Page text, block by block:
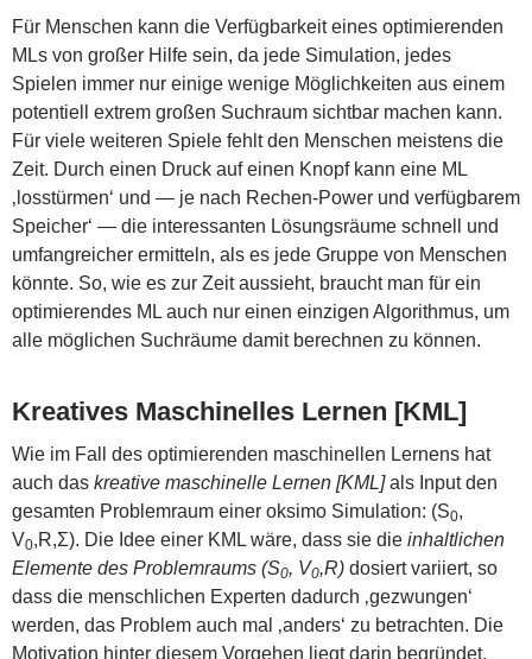
Für Menschen kann die Verfügbarkeit eines optimierenden
MLs von großer Hilfe sein, da jede Simulation, jedes
Spielen immer nur einige wenige Möglichkeiten aus einem
potentiell extrem großen Suchraum sichtbar machen kann.
Für viele weiteren Spiele fehlt den Menschen meistens die
Zeit. Durch einen Druck auf einen Knopf kann eine ML
‚losstürmen‘ und — je nach Rechen-Power und verfügbarem
Speicher‘ — die interessanten Lösungsräume schnell und
umfangreicher ermitteln, als es jede Gruppe von Menschen
könnte. So, wie es zur Zeit aussieht, braucht man für ein
optimierendes ML auch nur einen einzigen Algorithmus, um
alle möglichen Suchräume damit berechnen zu können.
Kreatives Maschinelles Lernen [KML]
Wie im Fall des optimierenden maschinellen Lernens hat
auch das kreative maschinelle Lernen [KML]als Input den
gesamten Problemraum einer oksimo Simulation: (S0,
V0,R,Σ). Die Idee einer KML wäre, dass sie die inhaltlichen
Elemente des Problemraums (S0, V0,R) dosiert variiert, so
dass die menschlichen Experten dadurch ‚gezwungen‘
werden, das Problem auch mal ‚anders‘ zu betrachten. Die
Motivation hinter diesem Vorgehen liegt darin begründet,